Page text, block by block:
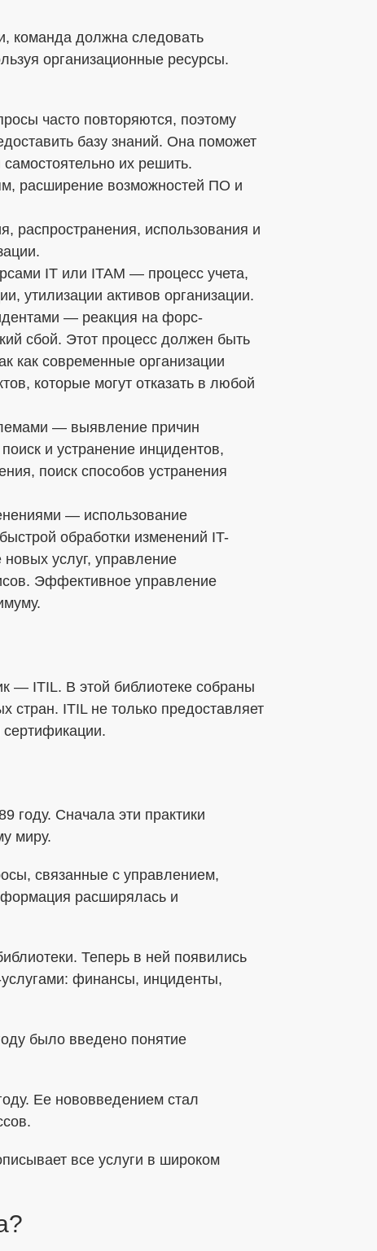
данных в соответствии с установленной
команда должна следовать
организационные ресурсы.
часто повторяются, поэтому
базу знаний. Она поможет
их решить.
расширение возможностей ПО и
распространения, использования и
IT или ITAM — процесс учета,
утилизации активов организации.
— реакция на форс-
сбой. Этот процесс должен быть
как современные организации
которые могут отказать в любой
— выявление причин
и устранение инцидентов,
поиск способов устранения
— использование
обработки изменений IT-
услуг, управление
Эффективное управление
— ITIL. В этой библиотеке собраны
стран. ITIL не только предоставляет
сертификации.
году. Сначала эти практики
миру.
связанные с управлением,
расширялась и
Теперь в ней появились
финансы, инциденты,
было введено понятие
Ее нововведением стал
все услуги в широком